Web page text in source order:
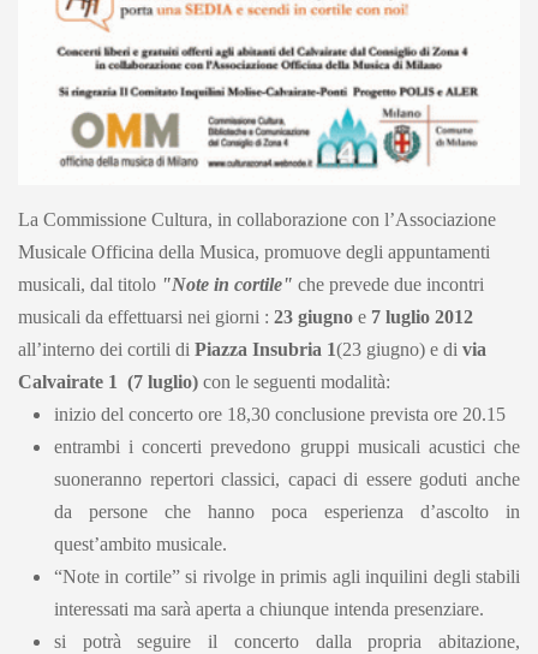
La Commissione Cultura, in collaborazione con l’Associazione
Musicale Officina della Musica, promuove degli appuntamenti
musicali, dal titolo "Note in cortile" che prevede due incontri
musicali da effettuarsi nei giorni : 23 giugno e 7 luglio 2012
all’interno dei cortili di Piazza Insubria 1(23 giugno) e di via
Calvairate 1 (7 luglio) con le seguenti modalità:
inizio del concerto ore 18,30 conclusione prevista ore 20.15
entrambi i concerti prevedono gruppi musicali acustici che
suoneranno repertori classici, capaci di essere goduti anche
da persone che hanno poca esperienza d’ascolto in
quest’ambito musicale.
“Note in cortile” si rivolge in primis agli inquilini degli stabili
interessati ma sarà aperta a chiunque intenda presenziare.
si potrà seguire il concerto dalla propria abitazione,